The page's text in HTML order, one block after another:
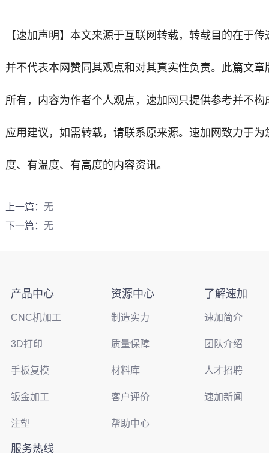
【速加声明】 本文来源于互联网转载，转载目的在于传
并不代表本网赞同其观点和对其真实性负责。此篇文章
所有，内容为作者个人观点， 速加网 只提供参考并不构
应用建议，如需转载，请联系原来源。速加网致力于为
度、有温度、有高度的内容资讯。
上一篇： 无
下一篇： 无
产品中心
CNC机加工
3D打印
手板复模
钣金加工
注塑
资源中心
制造实力
质量保障
材料库
客户评价
帮助中心
了解速加
速加简介
团队介绍
人才招聘
速加新闻
服务热线